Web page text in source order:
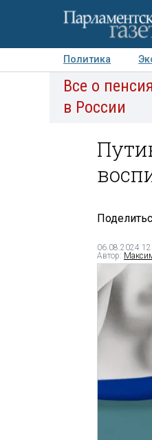
Политика
Авторы
Все о
в России
06.08.2024
Автор: